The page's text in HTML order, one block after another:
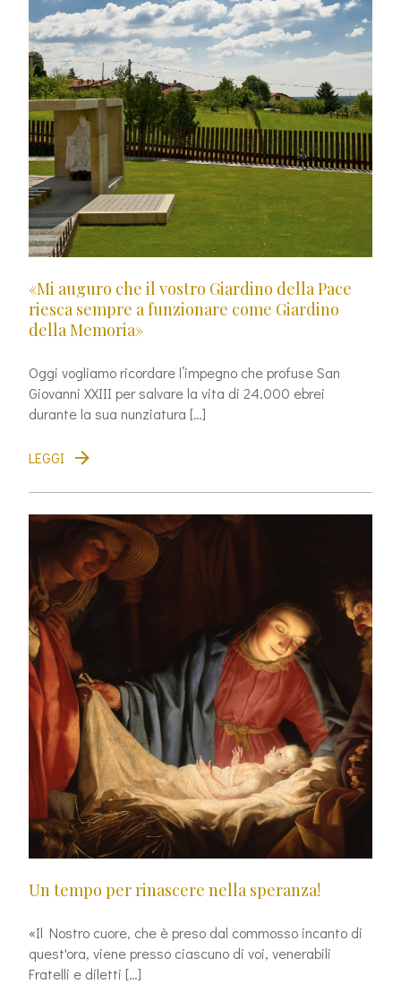
«Mi auguro che il vostro Giardino della Pace
riesca sempre a funzionare come Giardino
della Memoria»
Oggi vogliamo ricordare l’impegno che profuse San
Giovanni XXIII per salvare la vita di 24.000 ebrei
durante la sua nunziatura […]
LEGGI
Un tempo per rinascere nella speranza!
«Il Nostro cuore, che è preso dal commosso incanto di
quest'ora, viene presso ciascuno di voi, venerabili
Fratelli e diletti […]